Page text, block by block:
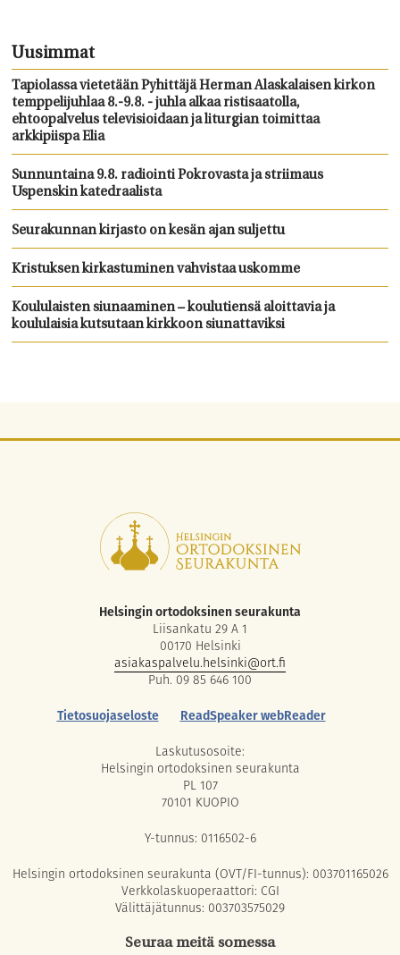
Uusimmat
Tapiolassa vietetään Pyhittäjä Herman Alaskalaisen kirkon
temppelijuhlaa 8.-9.8. - juhla alkaa ristisaatolla,
ehtoopalvelus televisioidaan ja liturgian toimittaa
arkkipiispa Elia
Sunnuntaina 9.8. radiointi Pokrovasta ja striimaus
Uspenskin katedraalista
Seurakunnan kirjasto on kesän ajan suljettu
Kristuksen kirkastuminen vahvistaa uskomme
Koululaisten siunaaminen – koulutiensä aloittavia ja
koululaisia kutsutaan kirkkoon siunattaviksi
Helsingin ortodoksinen seurakunta
Liisankatu 29 A 1
00170 Helsinki
asiakaspalvelu.helsinki@ort.fi
Puh. 09 85 646 100
Tietosuojaseloste
ReadSpeaker webReader
Laskutusosoite:
Helsingin ortodoksinen seurakunta
PL 107
70101 KUOPIO
Y-tunnus: 0116502-6
Helsingin ortodoksinen seurakunta (OVT/FI-tunnus): 003701165026
Verkkolaskuoperaattori: CGI
Välittäjätunnus: 003703575029
Seuraa meitä somessa